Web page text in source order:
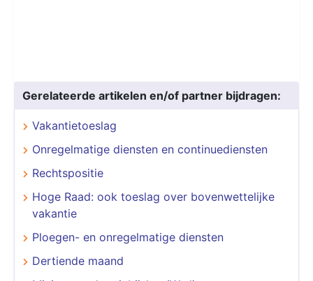
Gerelateerde artikelen en/of partner bijdragen:
Vakantietoeslag
Onregelmatige diensten en continuediensten
Rechtspositie
Hoge Raad: ook toeslag over bovenwettelijke
vakantie
Ploegen- en onregelmatige diensten
Dertiende maand